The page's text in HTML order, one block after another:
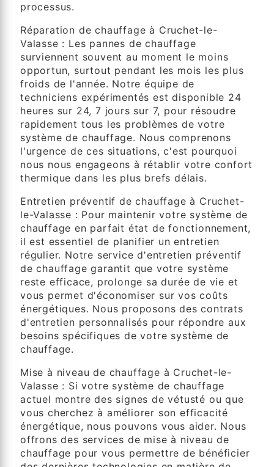
processus.
Réparation de chauffage à Cruchet-le-
Valasse : Les pannes de chauffage
surviennent souvent au moment le moins
opportun, surtout pendant les mois les plus
froids de l'année. Notre équipe de
techniciens expérimentés est disponible 24
heures sur 24, 7 jours sur 7, pour résoudre
rapidement tous les problèmes de votre
système de chauffage. Nous comprenons
l'urgence de ces situations, c'est pourquoi
nous nous engageons à rétablir votre confort
thermique dans les plus brefs délais.
Entretien préventif de chauffage à Cruchet-
le-Valasse : Pour maintenir votre système de
chauffage en parfait état de fonctionnement,
il est essentiel de planifier un entretien
régulier. Notre service d'entretien préventif
de chauffage garantit que votre système
reste efficace, prolonge sa durée de vie et
vous permet d'économiser sur vos coûts
énergétiques. Nous proposons des contrats
d'entretien personnalisés pour répondre aux
besoins spécifiques de votre système de
chauffage.
Mise à niveau de chauffage à Cruchet-le-
Valasse : Si votre système de chauffage
actuel montre des signes de vétusté ou que
vous cherchez à améliorer son efficacité
énergétique, nous pouvons vous aider. Nous
offrons des services de mise à niveau de
chauffage pour vous permettre de bénéficier